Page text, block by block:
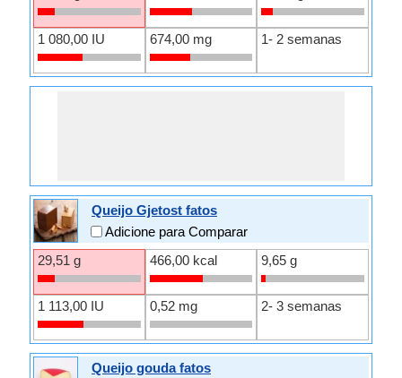
1 080,00 IU 674,00 mg 1- 2 semanas
Queijo Gjetost fatos
Adicione para Comparar
29,51 g
466,00 kcal 9,65 g
1 113,00 IU 0,52 mg 2- 3 semanas
Queijo gouda fatos